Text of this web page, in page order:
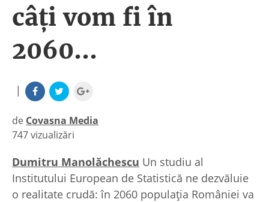
câţi vom fi în
2060...
|
de Covasna Media
|
747 vizualizări
Dumitru Manolăchescu Un studiu al
Institutului European de Statistică ne dezvăluie
o realitate crudă: în 2060 populaţia României va